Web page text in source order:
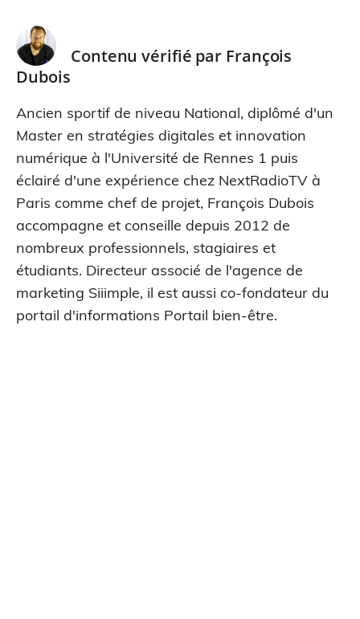
Contenu vérifié par François
Dubois
Ancien sportif de niveau National, diplômé d'un
Master en stratégies digitales et innovation
numérique à l'Université de Rennes 1 puis
éclairé d'une expérience chez NextRadioTV à
Paris comme chef de projet, François Dubois
accompagne et conseille depuis 2012 de
nombreux professionnels, stagiaires et
étudiants. Directeur associé de l'agence de
marketing Siiimple, il est aussi co-fondateur du
portail d'informations Portail bien-être.